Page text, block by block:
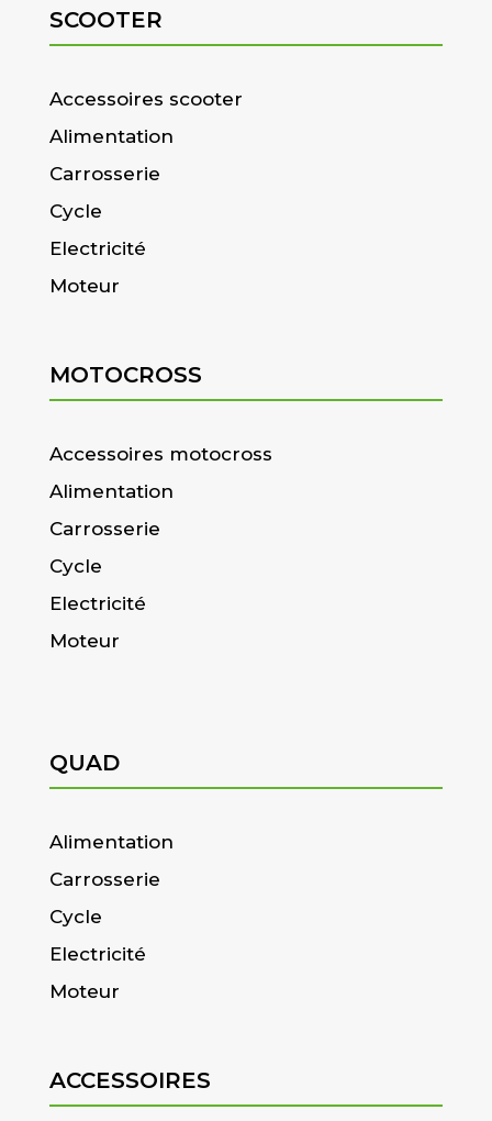
SCOOTER
Accessoires scooter
Alimentation
Carrosserie
Cycle
Electricité
Moteur
MOTOCROSS
Accessoires motocross
Alimentation
Carrosserie
Cycle
Electricité
Moteur
QUAD
Alimentation
Carrosserie
Cycle
Electricité
Moteur
ACCESSOIRES